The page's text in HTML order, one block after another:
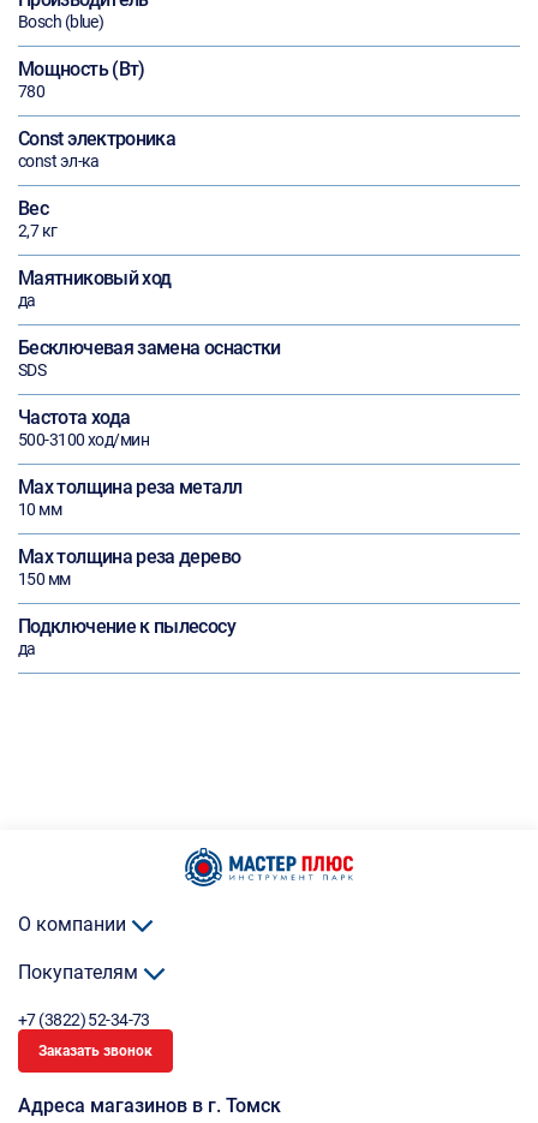
Bosch (blue)
Мощность (Вт)
780
Const электроника
const эл-ка
Вес
2,7 кг
Маятниковый ход
да
Бесключевая замена оснастки
SDS
Частота хода
500-3100 ход/мин
Max толщина реза металл
10 мм
Max толщина реза дерево
150 мм
Подключение к пылесосу
да
О компании
Покупателям
+7 (3822) 52-34-73
Заказать звонок
Адреса магазинов в г. Томск